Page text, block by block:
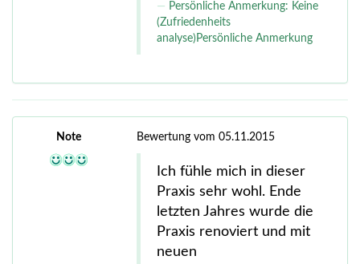
Persönliche Anmerkung: Keine
(Zufriedenheits
analyse)Persönliche Anmerkung
Note Bewertung vom 05.11.2015
Ich fühle mich in dieser
Praxis sehr wohl. Ende
letzten Jahres wurde die
Praxis renoviert und mit
neuen